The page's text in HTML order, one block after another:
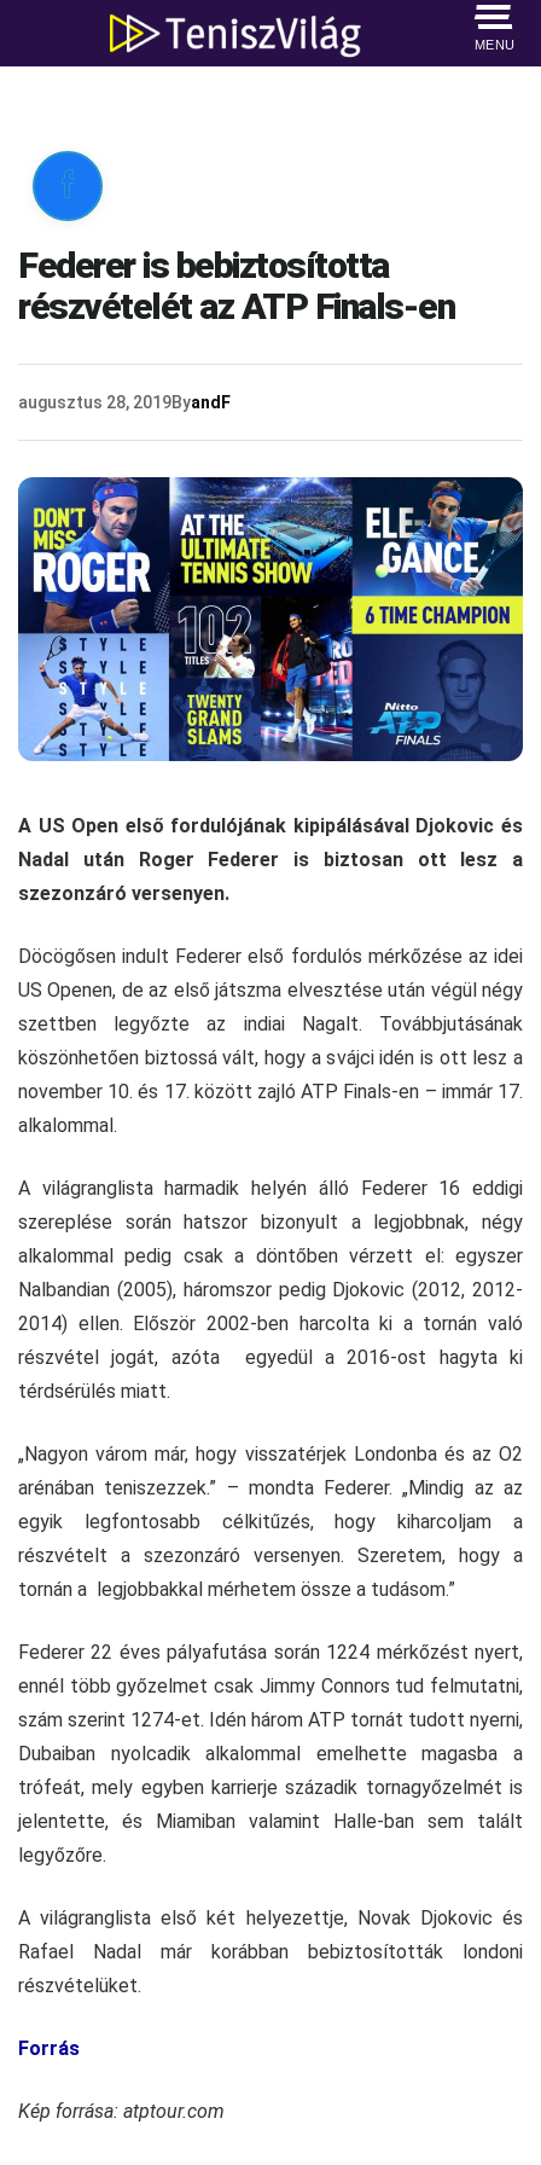
MENU

Federer is bebiztosította
részvételét az ATP Finals-en
augusztus 28, 2019ByandF
A US Open első fordulójának kipipálásával Djokovic és
Nadal után Roger Federer is biztosan ott lesz a
szezonzáró versenyen.
Döcögősen indult Federer első fordulós mérkőzése az idei
US Openen, de az első játszma elvesztése után végül négy
szettben legyőzte az indiai Nagalt. Továbbjutásának
köszönhetően biztossá vált, hogy a svájci idén is ott lesz a
november 10. és 17. között zajló ATP Finals-en – immár 17.
alkalommal.
A világranglista harmadik helyén álló Federer 16 eddigi
szereplése során hatszor bizonyult a legjobbnak, négy
alkalommal pedig csak a döntőben vérzett el: egyszer
Nalbandian (2005), háromszor pedig Djokovic (2012, 2012-
2014) ellen. Először 2002-ben harcolta ki a tornán való
részvétel jogát, azóta egyedül a 2016-ost hagyta ki
térdsérülés miatt.
„Nagyon várom már, hogy visszatérjek Londonba és az O2
arénában teniszezzek.” – mondta Federer. „Mindig az az
egyik legfontosabb célkitűzés, hogy kiharcoljam a
részvételt a szezonzáró versenyen. Szeretem, hogy a
tornán a legjobbakkal mérhetem össze a tudásom.”
Federer 22 éves pályafutása során 1224 mérkőzést nyert,
ennél több győzelmet csak Jimmy Connors tud felmutatni,
szám szerint 1274-et. Idén három ATP tornát tudott nyerni,
Dubaiban nyolcadik alkalommal emelhette magasba a
trófeát, mely egyben karrierje századik tornagyőzelmét is
jelentette, és Miamiban valamint Halle-ban sem talált
legyőzőre.
A világranglista első két helyezettje, Novak Djokovic és
Rafael Nadal már korábban bebiztosították londoni
részvételüket.
Forrás
Kép forrása: atptour.com